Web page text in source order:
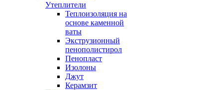
Утеплители
Теплоизоляция на
основе каменной
ваты
Экструзионный
пенополистирол
Пенопласт
Изолоны
Джут
Керамзит